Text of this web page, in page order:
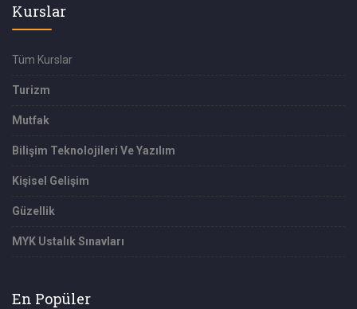
Kurslar
Tüm Kurslar
Turizm
Mutfak
Bilişim Teknolojileri Ve Yazılım
Kişisel Gelişim
Güzellik
MYK Ustalık Sınavları
En Popüler